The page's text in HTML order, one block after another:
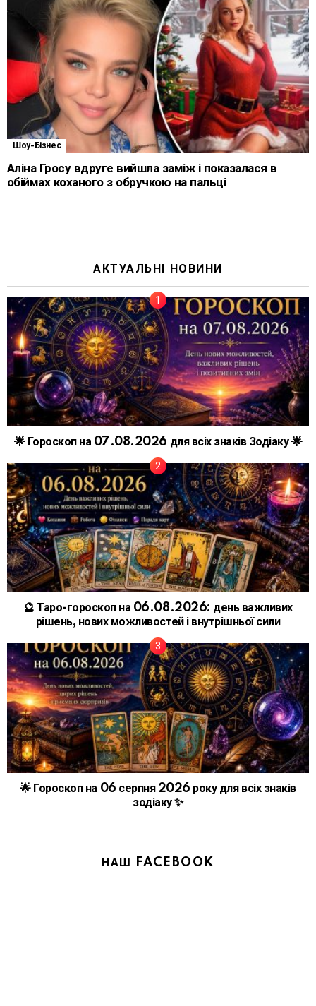
Шоу-Бізнес
Аліна Гросу вдруге вийшла заміж і показалася в
обіймах коханого з обручкою на пальці
АКТУАЛЬНІ НОВИНИ
🌟 Гороскоп на 07.08.2026 для всіх знаків Зодіаку 🌟
🔮 Таро-гороскоп на 06.08.2026: день важливих
рішень, нових можливостей і внутрішньої сили
🌟 Гороскоп на 06 серпня 2026 року для всіх знаків
зодіаку ✨
НАШ FACEBOOK